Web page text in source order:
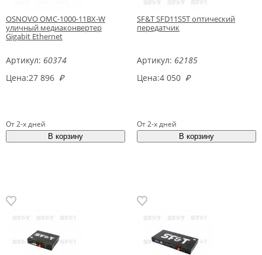
OSNOVO OMC-1000-11BX-W
уличный медиаконвертер
Gigabit Ethernet
Артикул: 60374
Цена:27 896 ₽
От 2-х дней
SF&T SFD11S5T оптический
передатчик
Артикул: 62185
Цена:4 050 ₽
От 2-х дней